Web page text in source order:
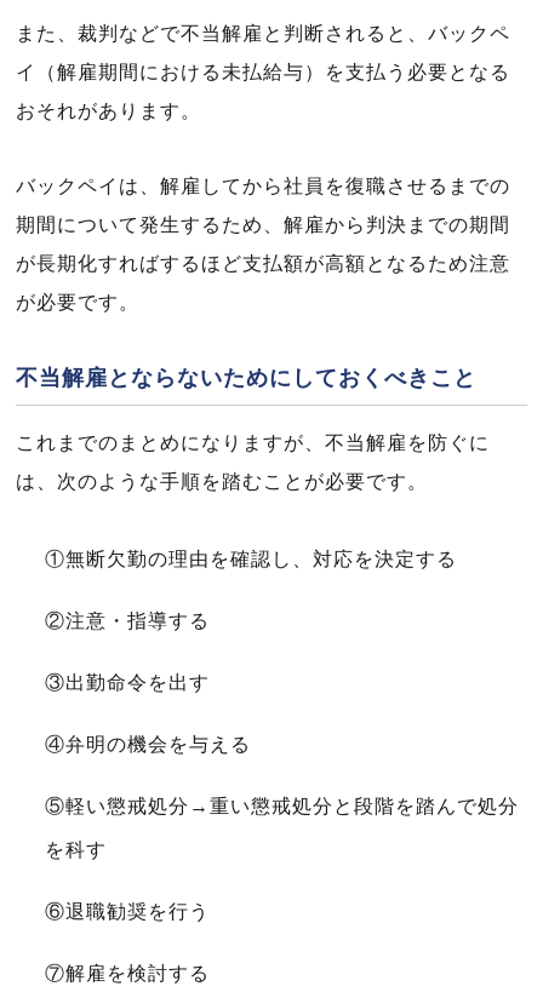
また、裁判などで不当解雇と判断されると、バックペ
イ（解雇期間における未払給与）を支払う必要となる
おそれがあります。
バックペイは、解雇してから社員を復職させるまでの
期間について発生するため、解雇から判決までの期間
が長期化すればするほど支払額が高額となるため注意
が必要です。
不当解雇とならないためにしておくべきこと
これまでのまとめになりますが、不当解雇を防ぐに
は、次のような手順を踏むことが必要です。
①無断欠勤の理由を確認し、対応を決定する
②注意・指導する
③出勤命令を出す
④弁明の機会を与える
⑤軽い懲戒処分→重い懲戒処分と段階を踏んで処分
を科す
⑥退職勧奨を行う
⑦解雇を検討する